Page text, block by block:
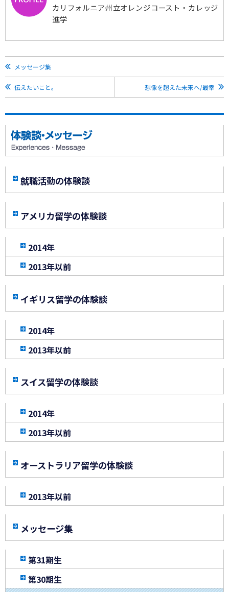
カリフォルニア州立オレンジコースト・カレッジ
進学
メッセージ集
伝えたいこと。 想像を超えた未来へ/最幸
就職活動の体験談
アメリカ留学の体験談
2014年
2013年以前
イギリス留学の体験談
2014年
2013年以前
スイス留学の体験談
2014年
2013年以前
オーストラリア留学の体験談
2013年以前
メッセージ集
第31期生
第30期生